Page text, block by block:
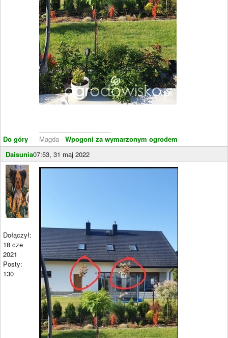
Do góry
Magda - Wpogoni za wymarzonym ogrodem
Daisunia07:53, 31 maj 2022
Dołączył:
18 cze
2021
Posty:
130